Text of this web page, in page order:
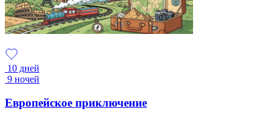
10 дней
9 ночей
Европейское приключение